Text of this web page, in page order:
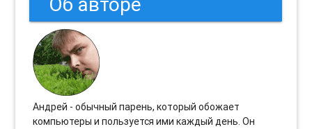
Андрей - обычный парень, который обожает
компьютеры и пользуется ими каждый день. Он